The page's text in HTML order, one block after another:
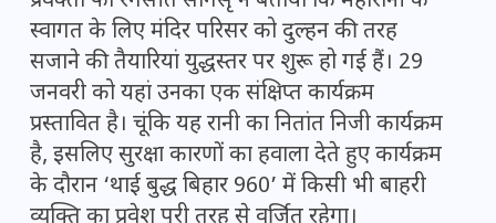
स्वागत के लिए मंदिर परिसर को दुल्हन की तरह
सजाने की तैयारियां युद्धस्तर पर शुरू हो गई हैं। 29
जनवरी को यहां उनका एक संक्षिप्त कार्यक्रम
प्रस्तावित है। चूंकि यह रानी का नितांत निजी कार्यक्रम
है, इसलिए सुरक्षा कारणों का हवाला देते हुए कार्यक्रम
के दौरान ‘थाई बुद्ध बिहार 960’ में किसी भी बाहरी